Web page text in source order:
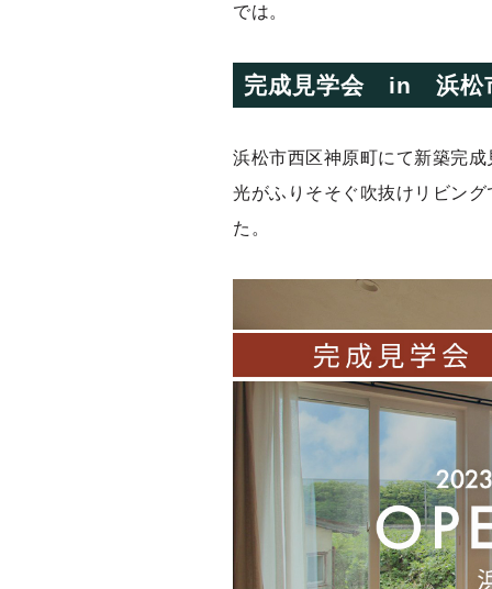
では。
完成見学会 in 浜松
浜松市西区神原町にて新築完
光がふりそそぐ吹抜けリビン
た。